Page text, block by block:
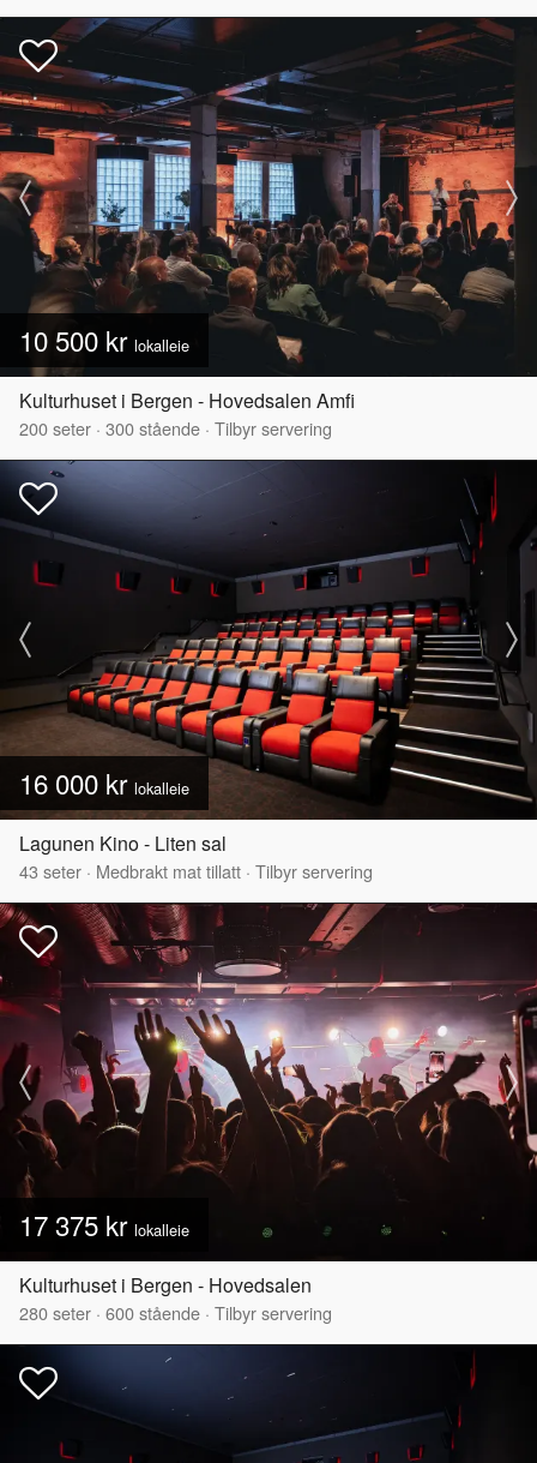
10 500 kr lokalleie
Kulturhuset i Bergen - Hovedsalen Amfi
200seter · 300stående · Tilbyr servering
16 000 kr lokalleie
Lagunen Kino - Liten sal
43 seter · Medbrakt mat tillatt · Tilbyr servering
17 375 kr lokalleie
Kulturhuset i Bergen - Hovedsalen
280seter · 600stående · Tilbyr servering